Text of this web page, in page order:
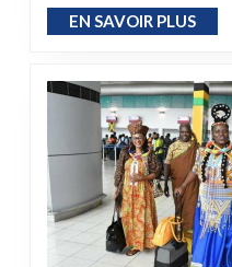
EN SAVOIR PLUSEN SAVOIR PLUS